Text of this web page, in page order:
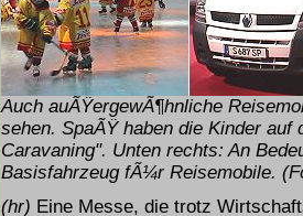
Auch auÃŸergewÃ¶hnliche
sehen. SpaÃŸ haben die Kinder
Caravaning". Unten rechts: An
Basisfahrzeug fÃ¼r Reisemobile.
(hr) Eine Messe, die trotz